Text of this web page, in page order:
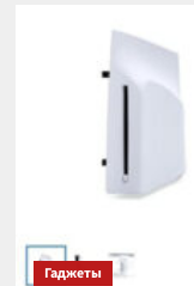
Гаджеты